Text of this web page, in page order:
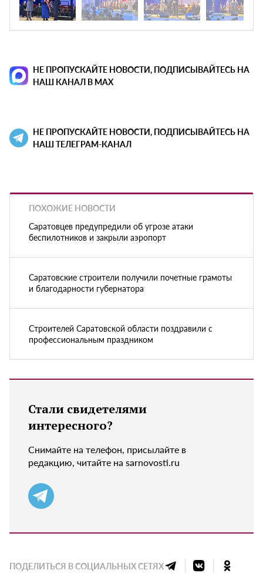
НЕ ПРОПУСКАЙТЕ НОВОСТИ, ПОДПИСЫВАЙТЕСЬ НА
НАШ КАНАЛ В MAX
НЕ ПРОПУСКАЙТЕ НОВОСТИ, ПОДПИСЫВАЙТЕСЬ НА
НАШ ТЕЛЕГРАМ-КАНАЛ
ПОХОЖИЕ НОВОСТИ
Саратовцев предупредили об угрозе атаки
беспилотников и закрыли аэропорт
Саратовские строители получили почетные грамоты
и благодарности губернатора
Строителей Саратовской области поздравили с
профессиональным праздником
Стали свидетелями
интересного?
Снимайте на телефон, присылайте в
редакцию, читайте на sarnovosti.ru
ПОДЕЛИТЬСЯ В СОЦИАЛЬНЫХ СЕТЯХ